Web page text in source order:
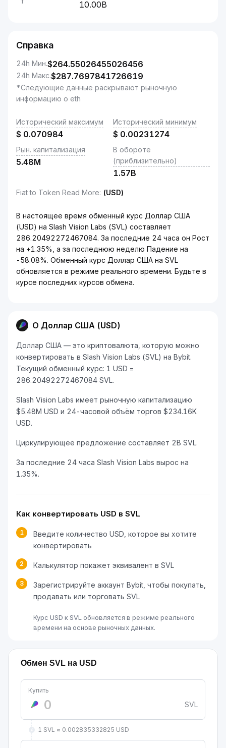
10.00B
Справка
24h Мин.$264.55026455026456
24h Макс.$287.7697841726619
*Следующие данные раскрывают рыночную
информацию о eth
Исторический максимум
$ 0.070984
Исторический минимум
$ 0.00231274
Рын. капитализация
5.48M
В обороте
(приблизительно)
1.57B
Fiat to Token Read More: (USD)
В настоящее время обменный курс Доллар США
(USD) на Slash Vision Labs (SVL) составляет
286.20492272467084. За последние 24 часа он Рост
на +1.35%, а за последнюю неделю Падение на
-58.08%. Обменный курс Доллар США на SVL
обновляется в режиме реального времени. Будьте в
курсе последних курсов обмена.
О Доллар США (USD)
Доллар США — это криптовалюта, которую можно
конвертировать в Slash Vision Labs (SVL) на Bybit.
Текущий обменный курс: 1 USD =
286.20492272467084 SVL.
Slash Vision Labs имеет рыночную капитализацию
$5.48M USD и 24-часовой объём торгов $234.16K
USD.
Циркулирующее предложение составляет 2B SVL.
За последние 24 часа Slash Vision Labs вырос на
1.35%.
Как конвертировать USD в SVL
1
Введите количество USD, которое вы хотите
конвертировать
2 Калькулятор покажет эквивалент в SVL
3
Зарегистрируйте аккаунт Bybit, чтобы покупать,
продавать или торговать SVL
Курс USD к SVL обновляется в режиме реального
времени на основе рыночных данных.
Обмен SVL на USD
Купить
SVL
1 SVL ≈ 0.002835332825 USD